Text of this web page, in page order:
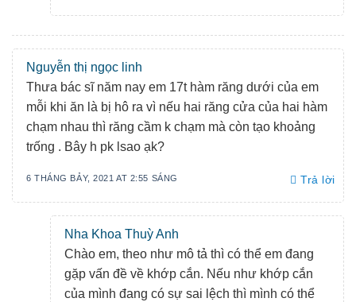
Nguyễn thị ngọc linh
Thưa bác sĩ năm nay em 17t hàm răng dưới của em
mỗi khi ăn là bị hô ra vì nếu hai răng cửa của hai hàm
chạm nhau thì răng cầm k chạm mà còn tạo khoảng
trống . Bây h pk lsao ạk?
6 THÁNG BẢY, 2021 AT 2:55 SÁNG Trả lời
Nha Khoa Thuỳ Anh
Chào em, theo như mô tả thì có thể em đang
gặp vấn đề về khớp cắn. Nếu như khớp cắn
của mình đang có sự sai lệch thì mình có thể